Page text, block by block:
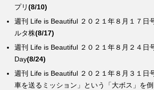
週刊 Life is Beautiful ２０２１年８月３１日
車を送るミッション」という「大ボス」を
週刊 Life is Beautiful ２０２１年８月２４日
Day(8/24)
週刊 Life is Beautiful ２０２１年８月１７日
ルタ株(8/17)
プリ(8/10)